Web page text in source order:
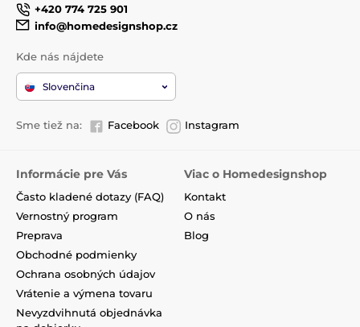
+420 774 725 901
info@homedesignshop.cz
Kde nás nájdete
Slovenčina
Sme tiež na: Facebook Instagram
Informácie pre Vás
Často kladené dotazy (FAQ)
Vernostný program
Preprava
Obchodné podmienky
Ochrana osobných údajov
Vrátenie a výmena tovaru
Nevyzdvihnutá objednávka
Viac o Homedesignshop
Kontakt
O nás
Blog